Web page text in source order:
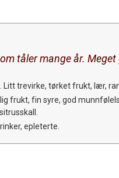
tåler mange år.
Litt trevirke, tørket frukt, lær,
frukt, fin syre, god
epleterte.